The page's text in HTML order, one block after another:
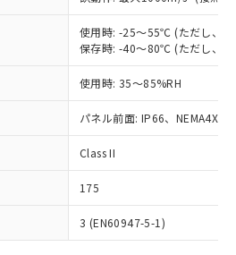
使用時: -25～55℃ (ただし、氷
保存時: -40～80℃ (ただし、氷
使用時: 35～85%RH
パネル前面: IP66、NEMA4X,
Class II
175
3 (EN60947-5-1)
利用いただくには、I-Web
にご登録されている必要が
ウェブサイト上で当社にご
部品リストについて、当社
の共同利用者が、当社の製
スに関するお客様との取
必要な範囲で利用すること
さい。
関して"
の「1.共同利
」に記載されている法人を
書ダウンロード
書をダウンロードするこ
10物質）の非含有証明書
明書（当社基準）
日時点で非含有を証明す
遡って非含有を証明する
ん。
意味します。
す。当社販売部門へお問
キャンセル
公開していない機種